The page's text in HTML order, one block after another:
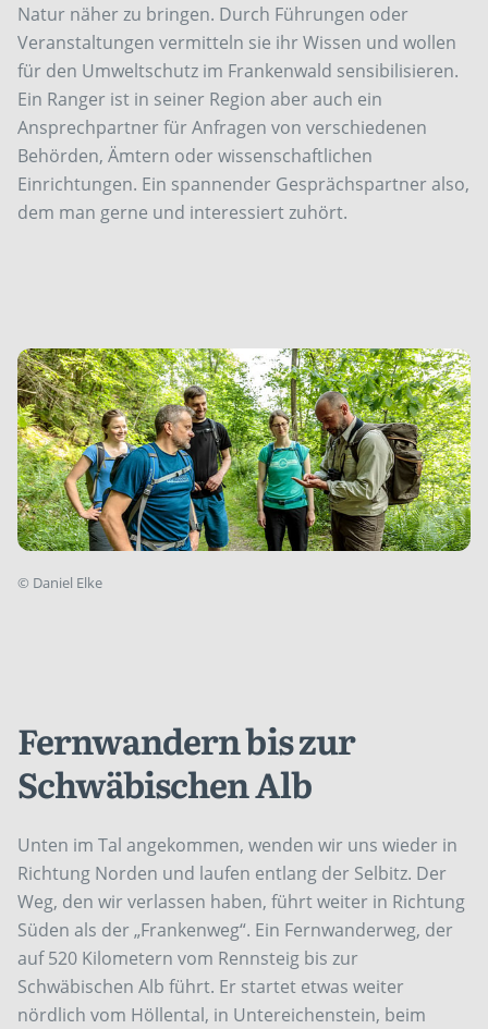
Natur näher zu bringen. Durch Führungen oder
Veranstaltungen vermitteln sie ihr Wissen und wollen
für den Umweltschutz im Frankenwald sensibilisieren.
Ein Ranger ist in seiner Region aber auch ein
Ansprechpartner für Anfragen von verschiedenen
Behörden, Ämtern oder wissenschaftlichen
Einrichtungen. Ein spannender Gesprächspartner also,
dem man gerne und interessiert zuhört.
© Daniel Elke
Fernwandern bis zur
Schwäbischen Alb
Unten im Tal angekommen, wenden wir uns wieder in
Richtung Norden und laufen entlang der Selbitz. Der
Weg, den wir verlassen haben, führt weiter in Richtung
Süden als der „Frankenweg“. Ein Fernwanderweg, der
auf 520 Kilometern vom Rennsteig bis zur
Schwäbischen Alb führt. Er startet etwas weiter
nördlich vom Höllental, in Untereichenstein, beim